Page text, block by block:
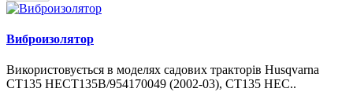
Виброизолятор
Використовується в моделях садових тракторів Husqvarna
CT135 HECT135B/954170049 (2002-03), CT135 HEC..